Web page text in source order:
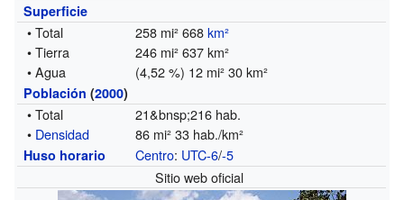
Superficie
• Total 258 mi² 668km²
• Tierra
246 mi² 637 km²
• Agua
(4,52 %) 12 mi² 30 km²
Población (2000)
• Total
21&bnsp;216 hab.
• Densidad 86 mi² 33 hab./km²
Huso horario Centro: UTC-6/-5
Sitio web oficial